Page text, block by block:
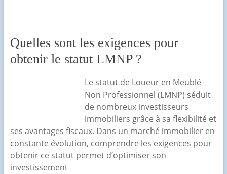
Quelles sont les exigences pour
obtenir le statut LMNP ?
Le statut de Loueur en Meublé
Non Professionnel (LMNP) séduit
de nombreux investisseurs
immobiliers grâce à sa flexibilité et
ses avantages fiscaux. Dans un marché immobilier en
constante évolution, comprendre les exigences pour
obtenir ce statut permet d’optimiser son
investissement